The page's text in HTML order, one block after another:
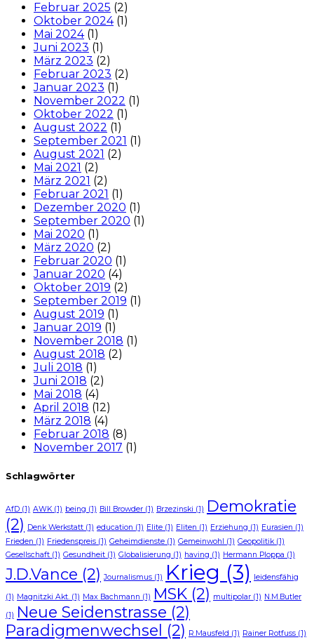
Februar 2025 (2)
Oktober 2024(1)
Mai 2024(1)
Juni 2023 (1)
März 2023 (2)
Februar 2023 (2)
Januar 2023 (1)
November 2022 (1)
Oktober 2022 (1)
August 2022 (1)
September 2021 (1)
August 2021 (2)
Mai 2021 (2)
März 2021 (2)
Februar 2021 (1)
Dezember 2020 (1)
September 2020 (1)
Mai 2020 (1)
März 2020 (2)
Februar 2020 (1)
Januar 2020 (4)
Oktober 2019 (2)
September 2019 (1)
August 2019 (1)
Januar 2019 (1)
November 2018 (1)
August 2018 (2)
Juli 2018 (1)
Juni 2018 (2)
Mai 2018 (4)
April 2018 (12)
März 2018 (4)
Februar 2018 (8)
November 2017 (1)
Schlagwörter
AfD (1) AWK(1) being (1) Bill Browder (1) Brzezinski (1) Demokratie
(2) Denk Werkstatt (1) education (1) Elite (1) Eliten (1) Erziehung (1) Eurasien (1)
Frieden (1) Friedenspreis (1) Geheimdienste (1) Gemeinwohl (1) Geopolitik(1)
Gesellschaft (1) Gesundheit (1) Globalisierung (1) having (1) Hermann Ploppa (1)
J.D.Vance (2) Journalismus (1) Krieg (3) leidensfähig
(1) Magnitzki Akt. (1) Max Bachmann (1) MSK (2) multipolar (1) N.M.Butler
(1) Neue Seidenstrasse (2)
Paradigmenwechsel (2) R.Mausfeld (1) Rainer Rotfuss (1)